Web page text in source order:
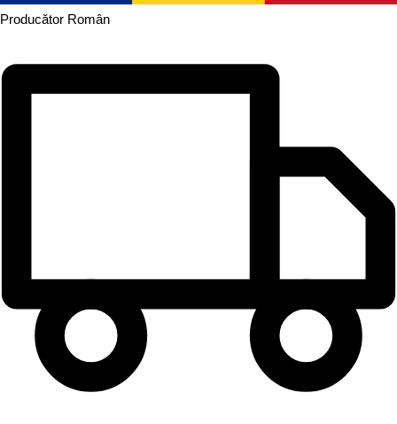
Producător Român